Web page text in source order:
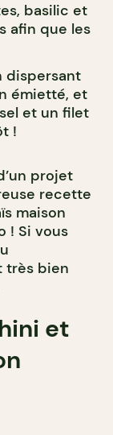
basilic et
afin que les
dispersant
émietté, et
et un filet
!
projet
recette
maison
! Si vous
très bien
et